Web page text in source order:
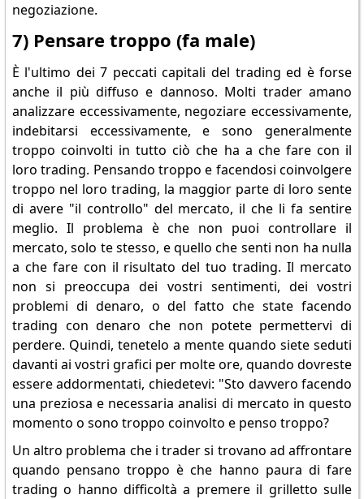
negoziazione.
7) Pensare troppo (fa male)
È l'ultimo dei 7 peccati capitali del trading ed è forse
anche il più diffuso e dannoso. Molti trader amano
analizzare eccessivamente, negoziare eccessivamente,
indebitarsi eccessivamente, e sono generalmente
troppo coinvolti in tutto ciò che ha a che fare con il
loro trading. Pensando troppo e facendosi coinvolgere
troppo nel loro trading, la maggior parte di loro sente
di avere "il controllo" del mercato, il che li fa sentire
meglio. Il problema è che non puoi controllare il
mercato, solo te stesso, e quello che senti non ha nulla
a che fare con il risultato del tuo trading. Il mercato
non si preoccupa dei vostri sentimenti, dei vostri
problemi di denaro, o del fatto che state facendo
trading con denaro che non potete permettervi di
perdere. Quindi, tenetelo a mente quando siete seduti
davanti ai vostri grafici per molte ore, quando dovreste
essere addormentati, chiedetevi: "Sto davvero facendo
una preziosa e necessaria analisi di mercato in questo
momento o sono troppo coinvolto e penso troppo?
Un altro problema che i trader si trovano ad affrontare
quando pensano troppo è che hanno paura di fare
trading o hanno difficoltà a premere il grilletto sulle